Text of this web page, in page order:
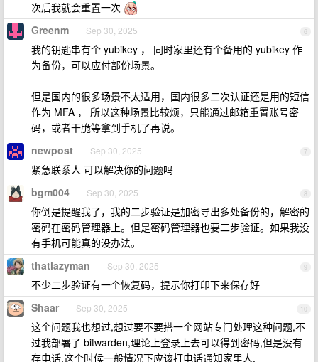
次后我就会重置一次
6
Greenm Sep 30, 2025
我的钥匙串有个 yubikey ， 同时家里还有个备用的 yubikey 作
为备份，可以应付部份场景。
但是国内的很多场景不太适用，国内很多二次认证还是用的短信
作为 MFA ， 所以这种场景比较烦，只能通过邮箱重置账号密
码，或者干脆等拿到手机了再说。
7
newpost Sep 30, 2025
紧急联系人 可以解决你的问题吗
8
bgm004 Sep 30, 2025
你倒是提醒我了，我的二步验证是加密导出多处备份的，解密的
密码在密码管理器上。但是密码管理器也要二步验证。如果我没
有手机可能真的没办法。
9
thatlazyman Sep 30, 2025
不少二步验证有一个恢复码，提示你打印下来保存好
10
Shaar Sep 30, 2025
这个问题我也想过,想过要不要搭一个网站专门处理这种问题,不
过我部署了 bitwarden,理论上登录上去可以得到密码,但是没有
存电话,这个时候一般情况下应该打电话通知家里人,